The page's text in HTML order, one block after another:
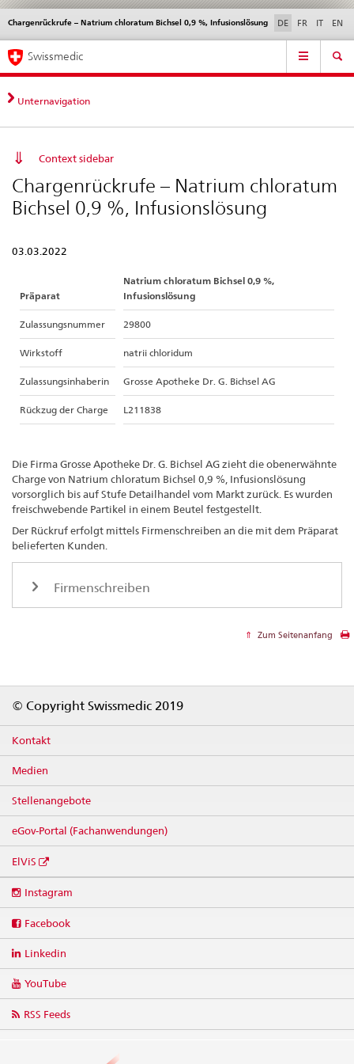
Direktnavigation
News,
Rechtsgrundlagen,
Kontakt
News & Updates Kontakt | Support & Hilfe
Chargenrückrufe – Natrium chloratum Bichsel 0,9 %, Infusionslösung
Sprachwahl DE FR IT EN
Service
Hauptnavigation
Swissmedic
Unternavigation
Context sidebar
Chargenrückrufe – Natrium chloratum
Bichsel 0,9 %, Infusionslösung
03.03.2022
Präparat
Natrium chloratum Bichsel 0,9 %,
Infusionslösung
Zulassungsnummer 29800
Wirkstoff natrii chloridum
Zulassungsinhaberin Grosse Apotheke Dr. G. Bichsel AG
Rückzug der Charge L211838
Die Firma Grosse Apotheke Dr. G. Bichsel AG zieht die obenerwähnte
Charge von Natrium chloratum Bichsel 0,9 %, Infusionslösung
vorsorglich bis auf Stufe Detailhandel vom Markt zurück. Es wurden
freischwebende Partikel in einem Beutel festgestellt.
Der Rückruf erfolgt mittels Firmenschreiben an die mit dem Präparat
belieferten Kunden.
Firmenschreiben
Zum Seitenanfang
© Copyright Swissmedic 2019
Kontakt
Medien
Stellenangebote
eGov-Portal (Fachanwendungen)
ElViS
media
Instagram
Facebook
Linkedin
YouTube
RSS Feeds